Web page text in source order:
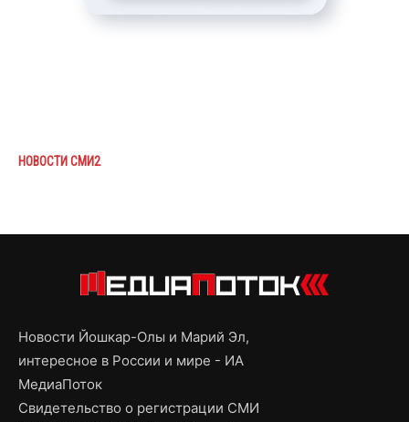
НОВОСТИ СМИ2
Новости Йошкар-Олы и Марий Эл,
интересное в России и мире - ИА
МедиаПоток
Свидетельство о регистрации СМИ